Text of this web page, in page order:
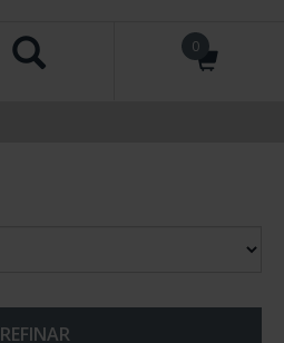
0
REFINAR